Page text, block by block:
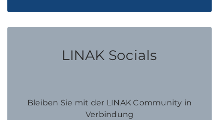
LINAK Socials
Bleiben Sie mit der LINAK Community in
Verbindung